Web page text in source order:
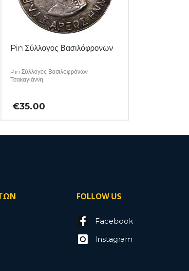
Pin Σύλλογος Βασιλόφρονων
Pin Σύλλογος Βασιλοφρόνων
Τσακαγιάννη
€35.00
FOLLOW US
Facebook
Instagram